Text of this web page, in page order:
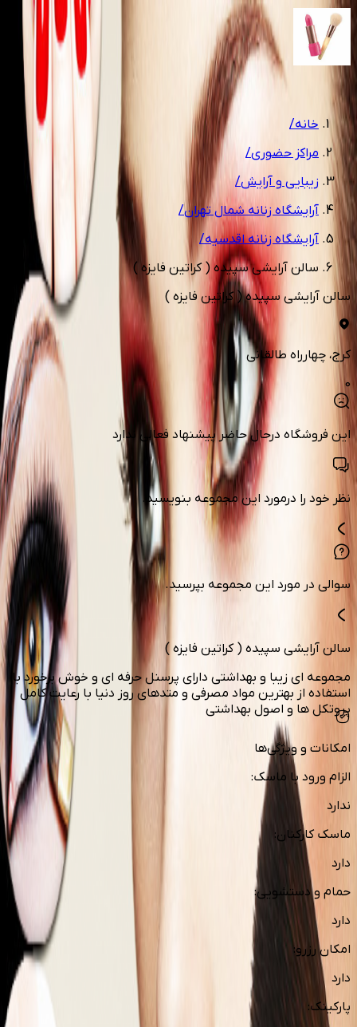
1/3
خانه/
مراکز حضوری/
زیبایی و آرایش/
آرایشگاه زنانه شمال تهران/
آرایشگاه زنانه اقدسیه/
سالن آرایشی سپیده ( کراتین فایزه )
سالن آرایشی سپیده ( کراتین فایزه )
کرج، چهارراه طالقانی
0
این فروشگاه درحال حاضر پیشنهاد فعالی ندارد
نظر خود را درمورد این مجموعه بنویسید.
سوالی در مورد این مجموعه بپرسید.
سالن آرایشی سپیده ( کراتین فایزه )
مجموعه ای زیبا و بهداشتی دارای پرسنل حرفه ای و خوش برخورد با
استفاده از بهترین مواد مصرفی و متدهای روز دنیا با رعایت کامل
پروتکل ها و اصول بهداشتی
امکانات و ویژگی‌ها
الزام ورود با ماسک:
ندارد
ماسک کارکنان:
دارد
حمام و دستشویی:
دارد
امکان رزرو:
دارد
پارکینک: